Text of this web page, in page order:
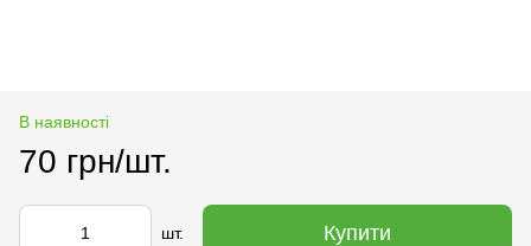
В наявності
70 грн/шт.
шт. Купити